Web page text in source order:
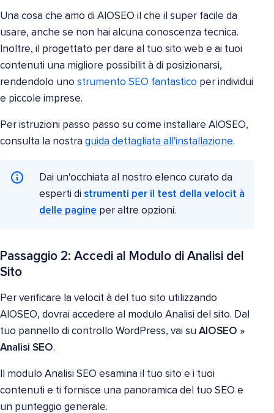
Una cosa che amo di AIOSEO il che il super facile da
usare, anche se non hai alcuna conoscenza tecnica.
Inoltre, il progettato per dare al tuo sito web e ai tuoi
contenuti una migliore possibilit à di posizionarsi,
rendendolo uno strumento SEO fantastico per individui
e piccole imprese.
Per istruzioni passo passo su come installare AIOSEO,
consulta la nostra guida dettagliata all'installazione.
Dai un'occhiata al nostro elenco curato da
esperti di strumenti per il test della velocit à
delle pagine per altre opzioni.
Passaggio 2: Accedi al Modulo di Analisi del
Sito
Per verificare la velocit à del tuo sito utilizzando
AIOSEO, dovrai accedere al modulo Analisi del sito. Dal
tuo pannello di controllo WordPress, vai su AIOSEO »
Analisi SEO.
Il modulo Analisi SEO esamina il tuo sito e i tuoi
contenuti e ti fornisce una panoramica del tuo SEO e
un punteggio generale.